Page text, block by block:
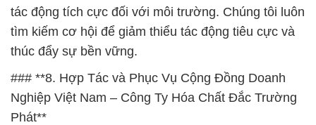
tác động tích cực đối với môi trường. Chúng tôi luôn
tìm kiếm cơ hội để giảm thiểu tác động tiêu cực và
thúc đẩy sự bền vững.
### **8. Hợp Tác và Phục Vụ Cộng Đồng Doanh
Nghiệp Việt Nam – Công Ty Hóa Chất Đắc Trường
Phát**